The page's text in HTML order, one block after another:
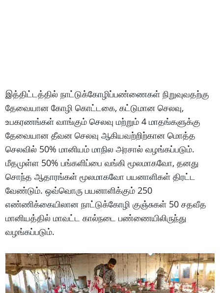
இத்திட்டத்தில் நாட்டுக்கோழிப்பண்ணைகள் நிறுவுவதற்கு
தேவையான கோழி கொட்டகை, கட்டுமான செலவு,
உபகரணங்கள் வாங்கும் செலவு மற்றும் 4 மாதங்களுக்கு
தேவையான தீவன செலவு ஆகியவற்றிற்கான மொத்த
செலவில் 50% மானியம் மாநில அரசால் வழங்கப்படும்.
மீதமுள்ள 50% பங்களிப்பை வங்கி மூலமாகவோ, தனது
சொந்த ஆதாரங்கள் மூலமாகவோ பயனாளிகள் திரட்ட
வேண்டும். ஒவ்வொரு பயனாளிக்கும் 250
எண்ணிக்கையிலான நாட்டுக்கோழி குஞ்சுகள் 50 சதவீத
மானியத்தில் மாவட்ட கால்நடை பண்ணையிலிருந்து
வழங்கப்படும்.